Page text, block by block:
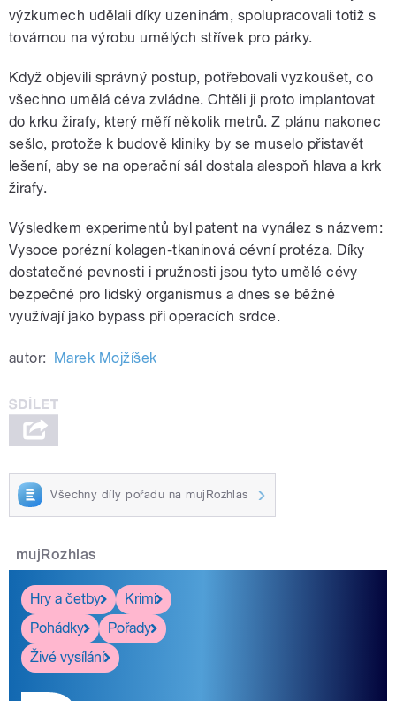
výzkumech udělali díky uzeninám, spolupracovali totiž s
továrnou na výrobu umělých střívek pro párky.
Když objevili správný postup, potřebovali vyzkoušet, co
všechno umělá céva zvládne. Chtěli ji proto implantovat
do krku žirafy, který měří několik metrů. Z plánu nakonec
sešlo, protože k budově kliniky by se muselo přistavět
lešení, aby se na operační sál dostala alespoň hlava a krk
žirafy.
Výsledkem experimentů byl patent na vynález s názvem:
Vysoce porézní kolagen-tkaninová cévní protéza. Díky
dostatečné pevnosti i pružnosti jsou tyto umělé cévy
bezpečné pro lidský organismus a dnes se běžně
využívají jako bypass při operacích srdce.
autor: Marek Mojžíšek
Všechny díly pořadu na mujRozhlas
mujRozhlas
Hry a četby
Krimi
Pohádky
Pořady
Živé vysílání